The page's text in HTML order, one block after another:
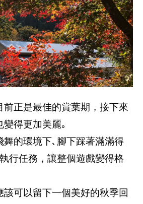
前正是最佳的賞葉期，接下來
得更加美麗｡
舞的環境下､腳下踩著滿滿得
行任務，讓整個遊戲變得格
可以留下一個美好的秋季回